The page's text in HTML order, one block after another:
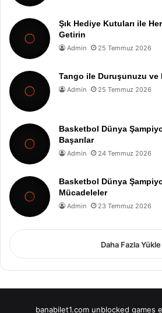
Şık Hediye Kutuları ile
Getirin
Admin 25 Temmuz 2026
Tango ile Duruşunuzu ve
Admin 25 Temmuz 2026
Basketbol Dünya
Başarılar
Admin 24 Temmuz 2026
Basketbol Dünya
Mücadeleler
Admin 23 Temmuz 2026
Daha Fazla Yükle
banabilet1.com unblocked games